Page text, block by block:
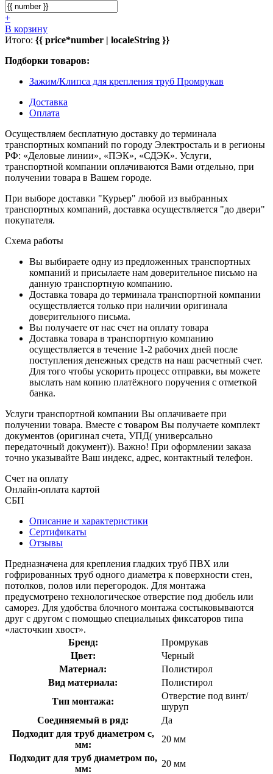
+
В корзину
Итого: {{ price*number | localeString }}
Подборки товаров:
Зажим/Клипса для крепления труб Промрукав
Доставка
Оплата
Осуществляем бесплатную доставку до терминала
транспортных компаний по городу Электросталь и в регионы
РФ: «Деловые линии», «ПЭК», «СДЭК». Услуги,
транспортной компании оплачиваются Вами отдельно, при
получении товара в Вашем городе.
При выборе доставки "Курьер" любой из выбранных
транспортных компаний, доставка осуществляется "до двери"
покупателя.
Схема работы
Вы выбираете одну из предложенных транспортных
компаний и присылаете нам доверительное письмо на
данную транспортную компанию.
Доставка товара до терминала транспортной компании
осуществляется только при наличии оригинала
доверительного письма.
Вы получаете от нас счет на оплату товара
Доставка товара в транспортную компанию
осуществляется в течение 1-2 рабочих дней после
поступления денежных средств на наш расчетный счет.
Для того чтобы ускорить процесс отправки, вы можете
выслать нам копию платёжного поручения с отметкой
банка.
Услуги транспортной компании Вы оплачиваете при
получении товара. Вместе с товаром Вы получаете комплект
документов (оригинал счета, УПД( универсально
передаточный документ)). Важно! При оформлении заказа
точно указывайте Ваш индекс, адрес, контактный телефон.
Счет на оплату
Онлайн-оплата картой
СБП
Описание и характеристики
Сертификаты
Отзывы
Предназначена для крепления гладких труб ПВХ или
гофрированных труб одного диаметра к поверхности стен,
потолков, полов или перегородок. Для монтажа
предусмотрено технологическое отверстие под дюбель или
саморез. Для удобства блочного монтажа состыковываются
друг с другом с помощью специальных фиксаторов типа
«ласточкин хвост».
Бренд:
Промрукав
Цвет:
Черный
Материал:
Полистирол
Вид материала:
Полистирол
Тип монтажа:
Отверстие под винт/
шуруп
Соединяемый в ряд:
Да
Подходит для труб диаметром с,
мм:
20 мм
Подходит для труб диаметром по,
мм:
20 мм